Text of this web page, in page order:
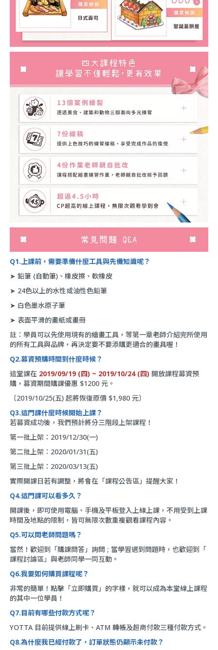
Q1.上課前，需要準備什麼工具與先備知識呢？
➤ 鉛筆 (自動筆)、橡皮擦、軟橡皮
➤ 24色以上的水性或油性色鉛筆
➤ 白色墨水原子筆
➤ 表面平滑的畫紙或畫冊
註：學員可以先使用現有的繪畫工具，等第一章老師介紹完所使用
的所有工具與品牌，再決定要不要添購更適合的畫具喔！
Q2.募資預購時間到什麼時候？
這堂課在 2019/09/19 (四) ~ 2019/10/24 (四) 開放課程募資預
購，募資期間購課優惠 $1200 元。
〔2019/10/25(五) 起將恢復原價 $1,980 元〕
Q3.這門課什麼時候開始上課？
若募資成功後，我們預計將分三階段上架課程！
第一批上架：2019/12/30(一)
第二批上架：2020/01/31(五)
第三批上架：2020/03/13(五)
實際開課日若有調整，將會在「課程公告區 」提醒大家！
Q4.這門課可以看多久？
開課後，即可使用電腦、手機及平板登入上線上課，不用受到上課
時間及地點的限制，皆可無限次數重複觀看課程內容。
Q5.可以問老師問題嗎？
當然！歡迎到「購課問答」詢問 ; 當學習遇到問題時，也歡迎到「
課程討論區 」與老師同學一同互動。
Q6.我要如何購買課程呢？
非常的簡單！點擊「立即購買」的字樣，就可以成為本堂線上課程
的其中一位學員！
Q7.目前有哪些付款方式呢？
YOTTA 目前提供線上刷卡、ATM 轉帳及超商付款三種付款方式。
Q8.為什麼我已經付款了，訂單狀態仍顯示未付款？